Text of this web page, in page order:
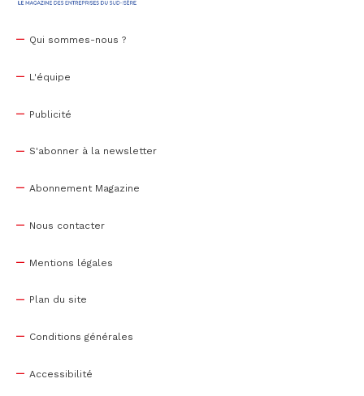
Qui sommes-nous ?
L'équipe
Publicité
S'abonner à la newsletter
Abonnement Magazine
Nous contacter
Mentions légales
Plan du site
Conditions générales
Accessibilité